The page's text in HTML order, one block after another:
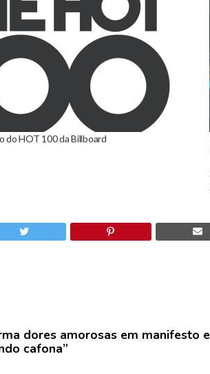
do HOT 100 da Billboard
dores amorosas em manifesto
cafona”